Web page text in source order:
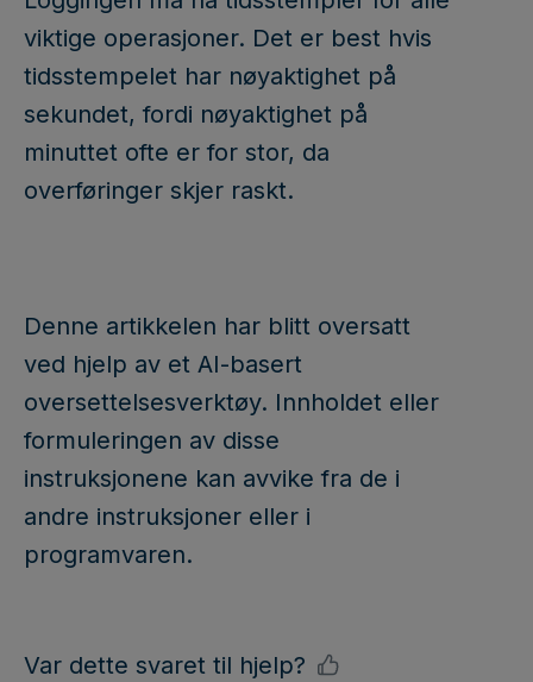
viktige operasjoner. Det er best hvis
tidsstempelet har nøyaktighet på
sekundet, fordi nøyaktighet på
minuttet ofte er for stor, da
overføringer skjer raskt.
Denne artikkelen har blitt oversatt
ved hjelp av et AI-basert
oversettelsesverktøy. Innholdet eller
formuleringen av disse
instruksjonene kan avvike fra de i
andre instruksjoner eller i
programvaren.
Var dette svaret til hjelp?